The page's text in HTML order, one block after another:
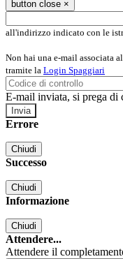
button close ×
all'indirizzo indicato con le
Non hai una e-mail associata
tramite la Login Spaggiari
E-mail inviata, si prega di
Errore
Chiudi
Successo
Chiudi
Informazione
Chiudi
Attendere...
Attendere il